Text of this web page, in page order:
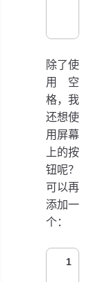
除了使
用空
格，我
还想使
用屏幕
上的按
钮呢？
可以再
添加一
个：
1